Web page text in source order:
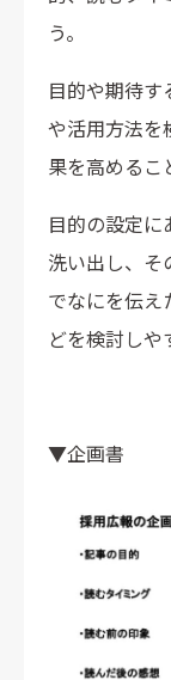
う。
目的や期待
や活用方法を
果を高めるこ
目的の設定に
洗い出し、そ
でなにを伝え
どを検討しや
▼企画書